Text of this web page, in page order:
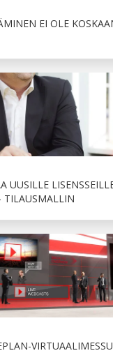
EI OLE
UUSILLE
TILAUSMALLIN